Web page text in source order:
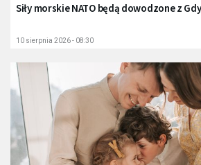
Siły morskie NATO będą dowodzone z
10 sierpnia 2026 - 08:30